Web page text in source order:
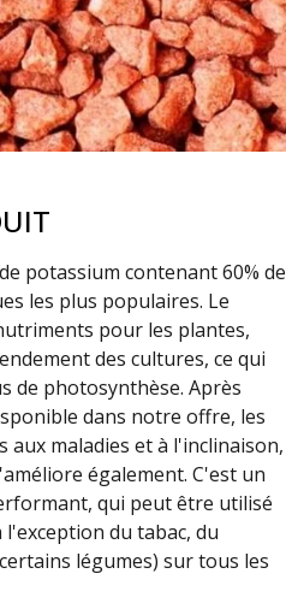
potassium contenant 60% de
les plus populaires. Le
pour les plantes,
des cultures, ce qui
de photosynthèse. Après
dans notre offre, les
maladies et à l'inclinaison,
également. C'est un
qui peut être utilisé
du tabac, du
légumes) sur tous les